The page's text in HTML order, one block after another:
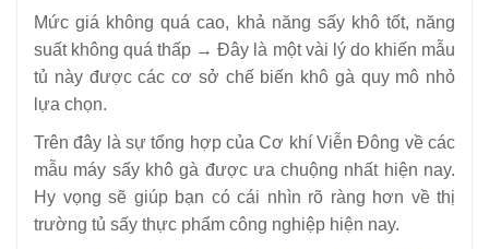
Mức giá không quá cao, khả năng sấy khô tốt, năng
suất không quá thấp → Đây là một vài lý do khiến mẫu
tủ này được các cơ sở chế biến khô gà quy mô nhỏ
lựa chọn.
Trên đây là sự tổng hợp của Cơ khí Viễn Đông về các
mẫu máy sấy khô gà được ưa chuộng nhất hiện nay.
Hy vọng sẽ giúp bạn có cái nhìn rõ ràng hơn về thị
trường tủ sấy thực phẩm công nghiệp hiện nay.